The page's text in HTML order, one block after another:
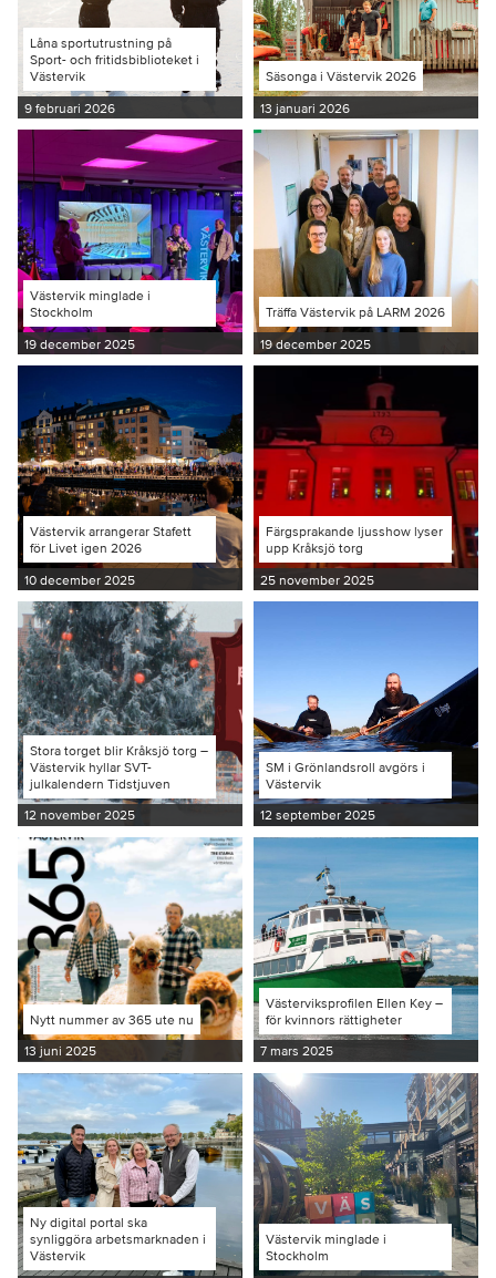
Låna sportutrustning på
Sport- och fritidsbiblioteket i
Västervik
9 februari 2026
Säsonga i Västervik 2026
13 januari 2026
Västervik minglade i
Stockholm
19 december 2025
Träffa Västervik på LARM 2026
19 december 2025
Västervik arrangerar Stafett
för Livet igen 2026
10 december 2025
Färgsprakande ljusshow lyser
upp Kråksjö torg
25 november 2025
Stora torget blir Kråksjö torg –
Västervik hyllar SVT-
julkalendern Tidstjuven
12 november 2025
SM i Grönlandsroll avgörs i
Västervik
12 september 2025
Nytt nummer av 365 ute nu
13 juni 2025
Västerviksprofilen Ellen Key –
för kvinnors rättigheter
7 mars 2025
Ny digital portal ska
synliggöra arbetsmarknaden i
Västervik
Västervik minglade i
Stockholm